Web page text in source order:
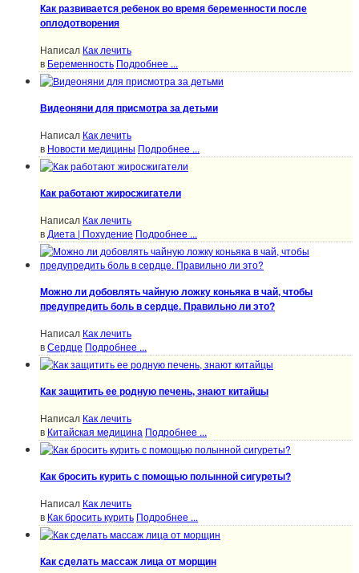
Как развивается ребенок во время беременности после
оплодотворения
Написал Как лечить
в Беременность Подробнее ...
Видеоняни для присмотра за детьми
Написал Как лечить
в Новости медицины Подробнее ...
Как работают жиросжигатели
Написал Как лечить
в Диета | Похудение Подробнее ...
Можно ли добовлять чайную ложку коньяка в чай, чтобы
предупредить боль в сердце. Правильно ли это?
Написал Как лечить
вСердце Подробнее ...
Как защитить ее родную печень, знают китайцы
Написал Как лечить
в Китайская медицина Подробнее ...
Как бросить курить с помощью полынной сигуреты?
Написал Как лечить
в Как бросить курить Подробнее ...
Как сделать массаж лица от морщин